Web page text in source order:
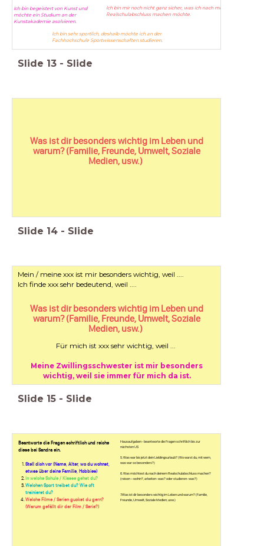
Ich bin sehr sportlich, deshalb möchte ich an der
Fachhochschule Sportwissenschaften studieren.
Ich bin mir noch nicht ganz sicher, was ich nach meinem
Realschulabschluss machen möchte.
Ich bin begeistert von Kunst und
möchte ein Studium an der
Kunstakademie asolvieren.
Slide 13 - Slide
Was ist dir besonders wichtig im Leben und
warum? (Familie, Freunde, Umwelt, Soziale
Medien, usw.)
Slide 14 - Slide
Was ist dir besonders wichtig im Leben und
warum? (Familie, Freunde, Umwelt, Soziale
Medien, usw.)
Mein / meine xxx ist mir besonders wichtig, weil ....
Ich finde xxx sehr bedeutend, weil ....
Für mich ist xxx sehr wichtig, weil ...
Meine Zwillingsschwester ist mir besonders
wichtig, weil sie immer für mich da ist.
Slide 15 - Slide
Beantworte die Fragen schriftlich und reiche
diese bei Sandra ein.
Stell dich vor (Name, Alter, wo du wohnst,
etwas über deine Familie, Hobbies)
In welche Schule / Klasse gehst du?
Welchen Sport treibst du? Wie oft
trainierst du?
Welche Filme / Serien guckst du gern?
(Warum gefällt dir der Film / Serie?)
Hausaufgaben - beantworte die Fragen schriftlich bis zur
náchsten US
5. Was war bis jetzt dein Lieblingsurlaub? (Wo warst du, mit wem,
was war so besonders?)
6. Was möchtest du nach deinem Realschulabschluss machen?
(reisen – wohin?, arbeiten- was? oder studieren- was?)
7.Was ist dir besonders wichtig im Leben und warum? (Familie,
Freunde, Umwelt, Soziale Medien, usw.)